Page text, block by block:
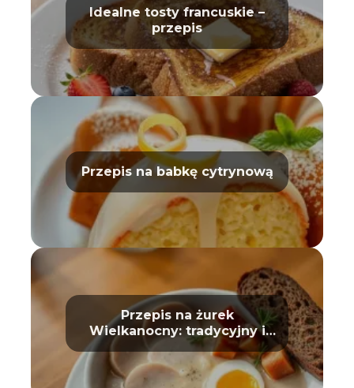
Idealne tosty francuskie –
przepis
Przepis na babkę cytrynową
Przepis na żurek
Wielkanocny: tradycyjny i
prosty